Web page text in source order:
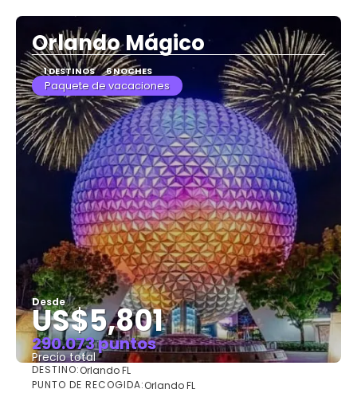
Orlando Mágico
1 DESTINOS 6 NOCHES
Paquete de vacaciones
Desde
US$5,801
290.073 puntos
Precio total
Ver
DESTINO:Orlando FL
PUNTO DE RECOGIDA:Orlando FL